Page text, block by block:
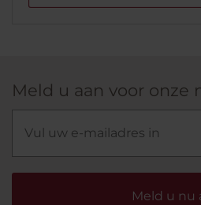
Meld u aan voor onze
Meld u nu